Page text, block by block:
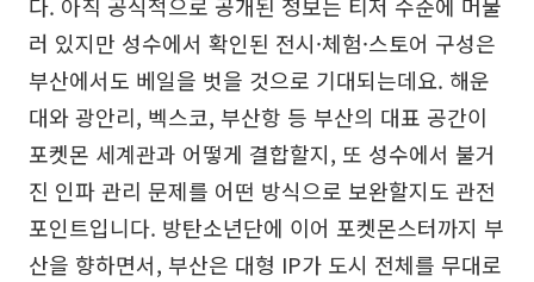
다. 아직 공식적으로 공개된 정보는 티저 수준에 머물
러 있지만 성수에서 확인된 전시·체험·스토어 구성은
부산에서도 베일을 벗을 것으로 기대되는데요. 해운
대와 광안리, 벡스코, 부산항 등 부산의 대표 공간이
포켓몬 세계관과 어떻게 결합할지, 또 성수에서 불거
진 인파 관리 문제를 어떤 방식으로 보완할지도 관전
포인트입니다. 방탄소년단에 이어 포켓몬스터까지 부
산을 향하면서, 부산은 대형 IP가 도시 전체를 무대로